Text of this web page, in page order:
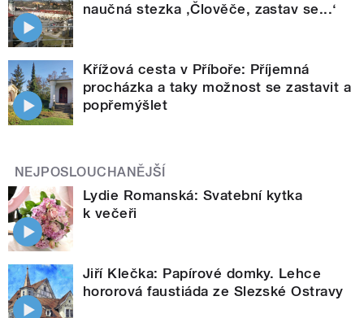
naučná stezka ‚Člověče, zastav se...‘
Křížová cesta v Příboře: Příjemná
procházka a taky možnost se zastavit a
popřemýšlet
NEJPOSLOUCHANĚJŠÍ
Lydie Romanská: Svatební kytka
k večeři
Jiří Klečka: Papírové domky. Lehce
hororová faustiáda ze Slezské Ostravy